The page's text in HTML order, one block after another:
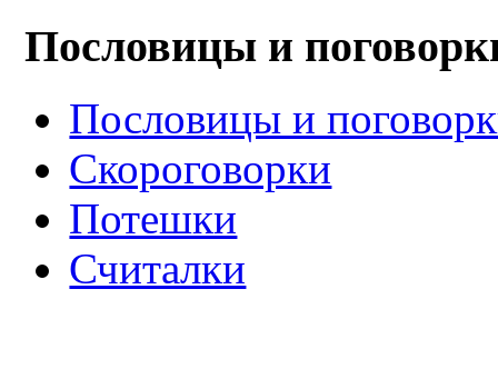
Пословицы и
Пословицы и
Скороговорки
Потешки
Считалки